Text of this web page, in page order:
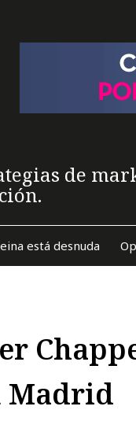
de
está desnuda
Madrid